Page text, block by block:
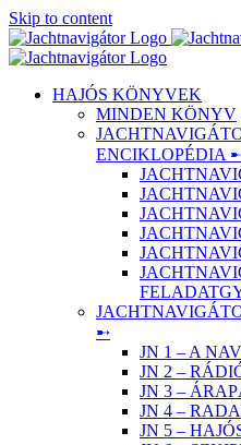
Skip to content
HAJÓS KÖNYVEK
MINDEN KÖNYV
ENCIKLOPÉDIA
➸
JN 1 – A
JN 2 –
JN 3 –
JN 4 –
JN 5 –